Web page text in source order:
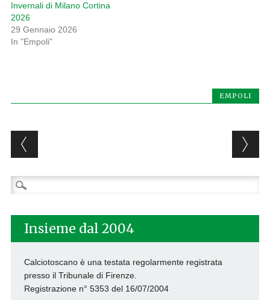
Invernali di Milano Cortina
2026
29 Gennaio 2026
In "Empoli"
EMPOLI
Post navigation
Ricerca
per:
Insieme dal 2004
Calciotoscano è una testata regolarmente registrata
presso il Tribunale di Firenze.
Registrazione n° 5353 del 16/07/2004